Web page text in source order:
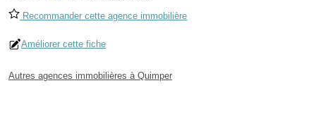
Recommander cette agence immobilière
Améliorer cette fiche
Autres agences immobilières à Quimper